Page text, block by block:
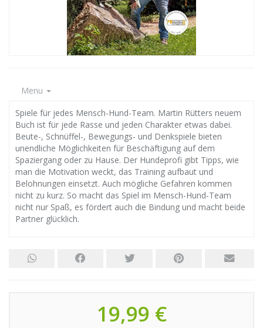
Menu
Spiele für jedes Mensch-Hund-Team. Martin Rütters neuem
Buch ist für jede Rasse und jeden Charakter etwas dabei.
Beute-, Schnüffel-, Bewegungs- und Denkspiele bieten
unendliche Möglichkeiten für Beschäftigung auf dem
Spaziergang oder zu Hause. Der Hundeprofi gibt Tipps, wie
man die Motivation weckt, das Training aufbaut und
Belohnungen einsetzt. Auch mögliche Gefahren kommen
nicht zu kurz. So macht das Spiel im Mensch-Hund-Team
nicht nur Spaß, es fördert auch die Bindung und macht beide
Partner glücklich.
19,99 €